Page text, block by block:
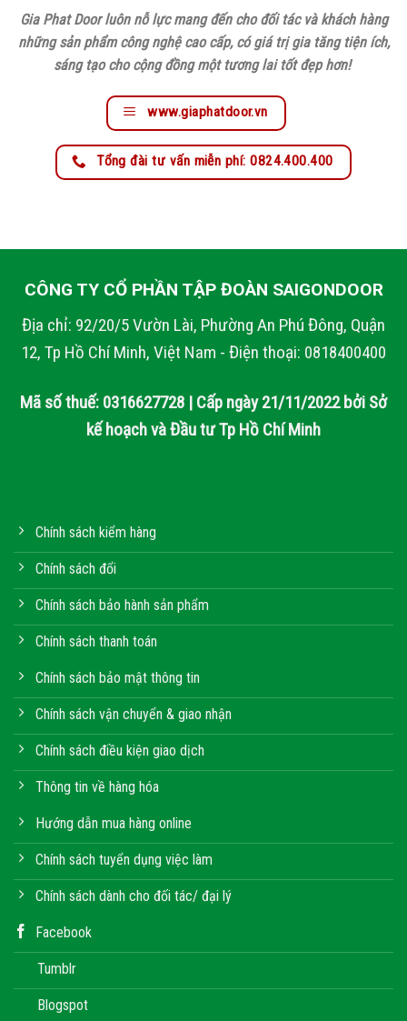
Gia Phat Door luôn nỗ lực mang đến cho đối tác và khách hàng
những sản phẩm công nghệ cao cấp, có giá trị gia tăng tiện ích,
sáng tạo cho cộng đồng một tương lai tốt đẹp hơn!
www.giaphatdoor.vn
Tổng đài tư vấn miễn phí: 0824.400.400
CÔNG TY CỔ PHẦN TẬP ĐOÀN SAIGONDOOR
Địa chỉ: 92/20/5 Vườn Lài, Phường An Phú Đông, Quận
12, Tp Hồ Chí Minh, Việt Nam - Điện thoại: 0818400400
Mã số thuế: 0316627728 | Cấp ngày 21/11/2022 bởi Sở
kế hoạch và Đầu tư Tp Hồ Chí Minh
Chính sách kiểm hàng
Chính sách đổi
Chính sách bảo hành sản phẩm
Chính sách thanh toán
Chính sách bảo mật thông tin
Chính sách vận chuyển & giao nhận
Chính sách điều kiện giao dịch
Thông tin về hàng hóa
Hướng dẫn mua hàng online
Chính sách tuyển dụng việc làm
Chính sách dành cho đối tác/ đại lý
Facebook
Tumblr
Blogspot